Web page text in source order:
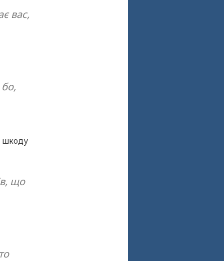
вас,
шкоду
що